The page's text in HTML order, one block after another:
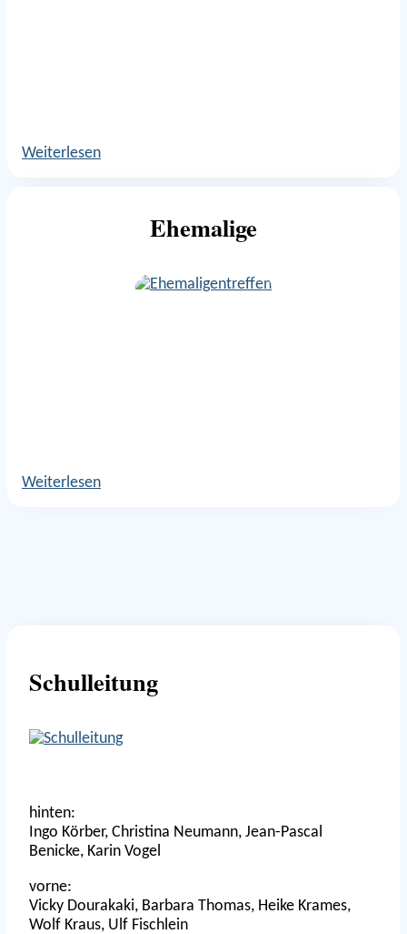
Weiterlesen
Ehemalige
Weiterlesen
Schulleitung
hinten:
Ingo Körber, Christina Neumann, Jean-Pascal
Benicke, Karin Vogel
vorne:
Vicky Dourakaki, Barbara Thomas, Heike Krames,
Wolf Kraus, Ulf Fischlein